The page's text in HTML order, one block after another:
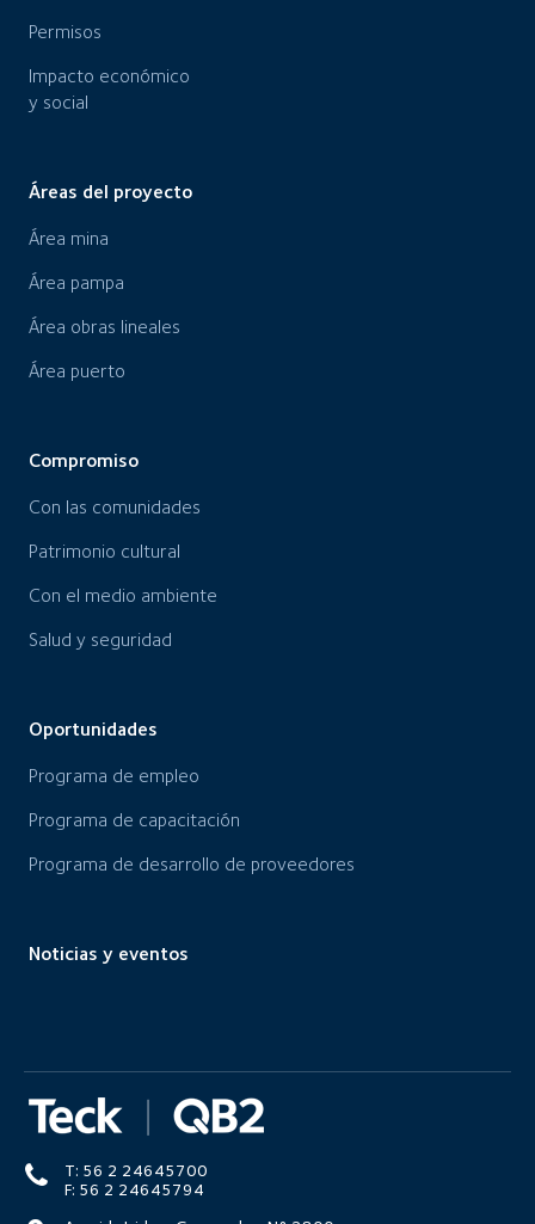
Permisos
Impacto económico
y social
Áreas del proyecto
Área mina
Área pampa
Área obras lineales
Área puerto
Compromiso
Con las comunidades
Patrimonio cultural
Con el medio ambiente
Salud y seguridad
Oportunidades
Programa de empleo
Programa de capacitación
Programa de desarrollo de proveedores
Noticias y eventos
T: 56 2 24645700
F: 56 2 24645794